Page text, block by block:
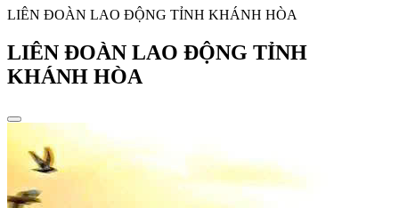
LIÊN ĐOÀN LAO ĐỘNG TỈNH KHÁNH HÒA
LIÊN ĐOÀN LAO ĐỘNG TỈNH
KHÁNH HÒA